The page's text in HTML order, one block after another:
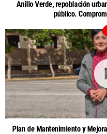
Anillo Verde, repoblación
público.
Plan de Mantenimiento y